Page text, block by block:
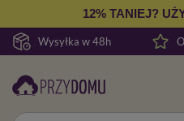
Wysyłka w 48h
12% TANIEJ?